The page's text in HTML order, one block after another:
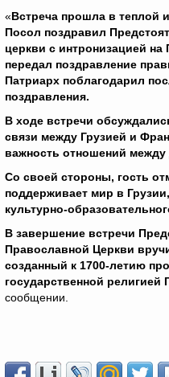
«Встреча прошла в теплой
Посол поздравил
церкви с интронизацией
передал поздравление
Патриарх поблагодарил
поздравления.
В ходе встречи
связи между Грузией и
важность отношений между
Со своей стороны, гость
поддерживает мир в
культурно-
В завершение встречи
Православной Церкви
созданный к 1700-летию
государственной религией
сообщении.